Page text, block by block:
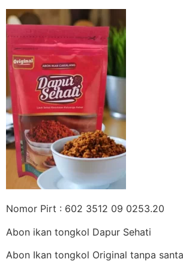
Nomor Pirt : 602 3512 09 0253.20
Abon ikan tongkol Dapur Sehati
Abon Ikan tongkol Original tanpa